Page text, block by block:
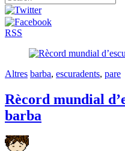
RSS
Altres barba, escuradents, pare
Rècord mundial
barba